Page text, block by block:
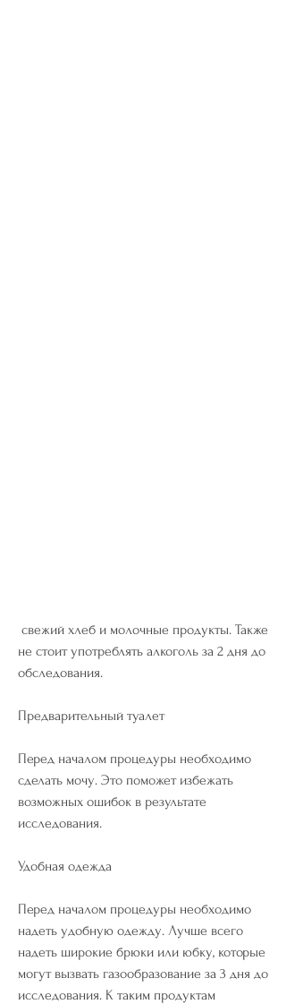
не стоит употреблять алкоголь за 2 дня до
обследования.
Предварительный туалет
Перед началом процедуры необходимо
сделать мочу. Это поможет избежать
возможных ошибок в результате
исследования.
Удобная одежда
Перед началом процедуры необходимо
надеть удобную одежду. Лучше всего
надеть широкие брюки или юбку, которые
могут вызвать газообразование за 3 дня до
исследования. К таким продуктам